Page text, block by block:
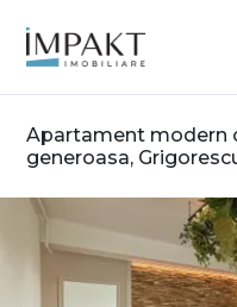
Apartament modern
generoasa,